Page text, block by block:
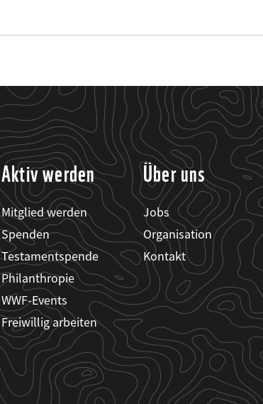
Aktiv werden
Mitglied werden
Spenden
Testamentspende
Philanthropie
WWF-Events
Freiwillig arbeiten
Über uns
Jobs
Organisation
Kontakt